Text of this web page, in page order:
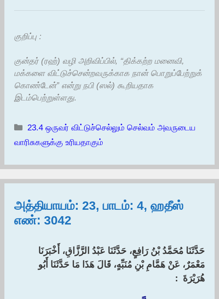
குறிப்பு :
குன்தர் (ரஹ்) வழி அறிவிப்பில், “திக்கற்ற மனைவி,
மக்களை விட்டுச்சென்றவருக்காக நான் பொறுப்பேற்றுக்
கொண்டேன்” என்று நபி (ஸல்) கூறியதாக
இடம்பெற்றுள்ளது.
Categories
23.4 ஒருவர் விட்டுச்செல்லும் செல்வம் அவருடைய
வாரிசுகளுக்கு உரியதாகும்
அத்தியாயம்: 23, பாடம்: 4, ஹதீஸ்
எண்: 3042
حَدَّثَنَا مُحَمَّدُ بْنُ رَافِعٍ، حَدَّثَنَا عَبْدُ الرَّزَّاقِ، أَخْبَرَنَا
مَعْمَرٌ، عَنْ هَمَّامِ بْنِ مُنَبِّهٍ، قَالَ هَذَا مَا حَدَّثَنَا أَبُو
هُرَيْرَةَ :‏